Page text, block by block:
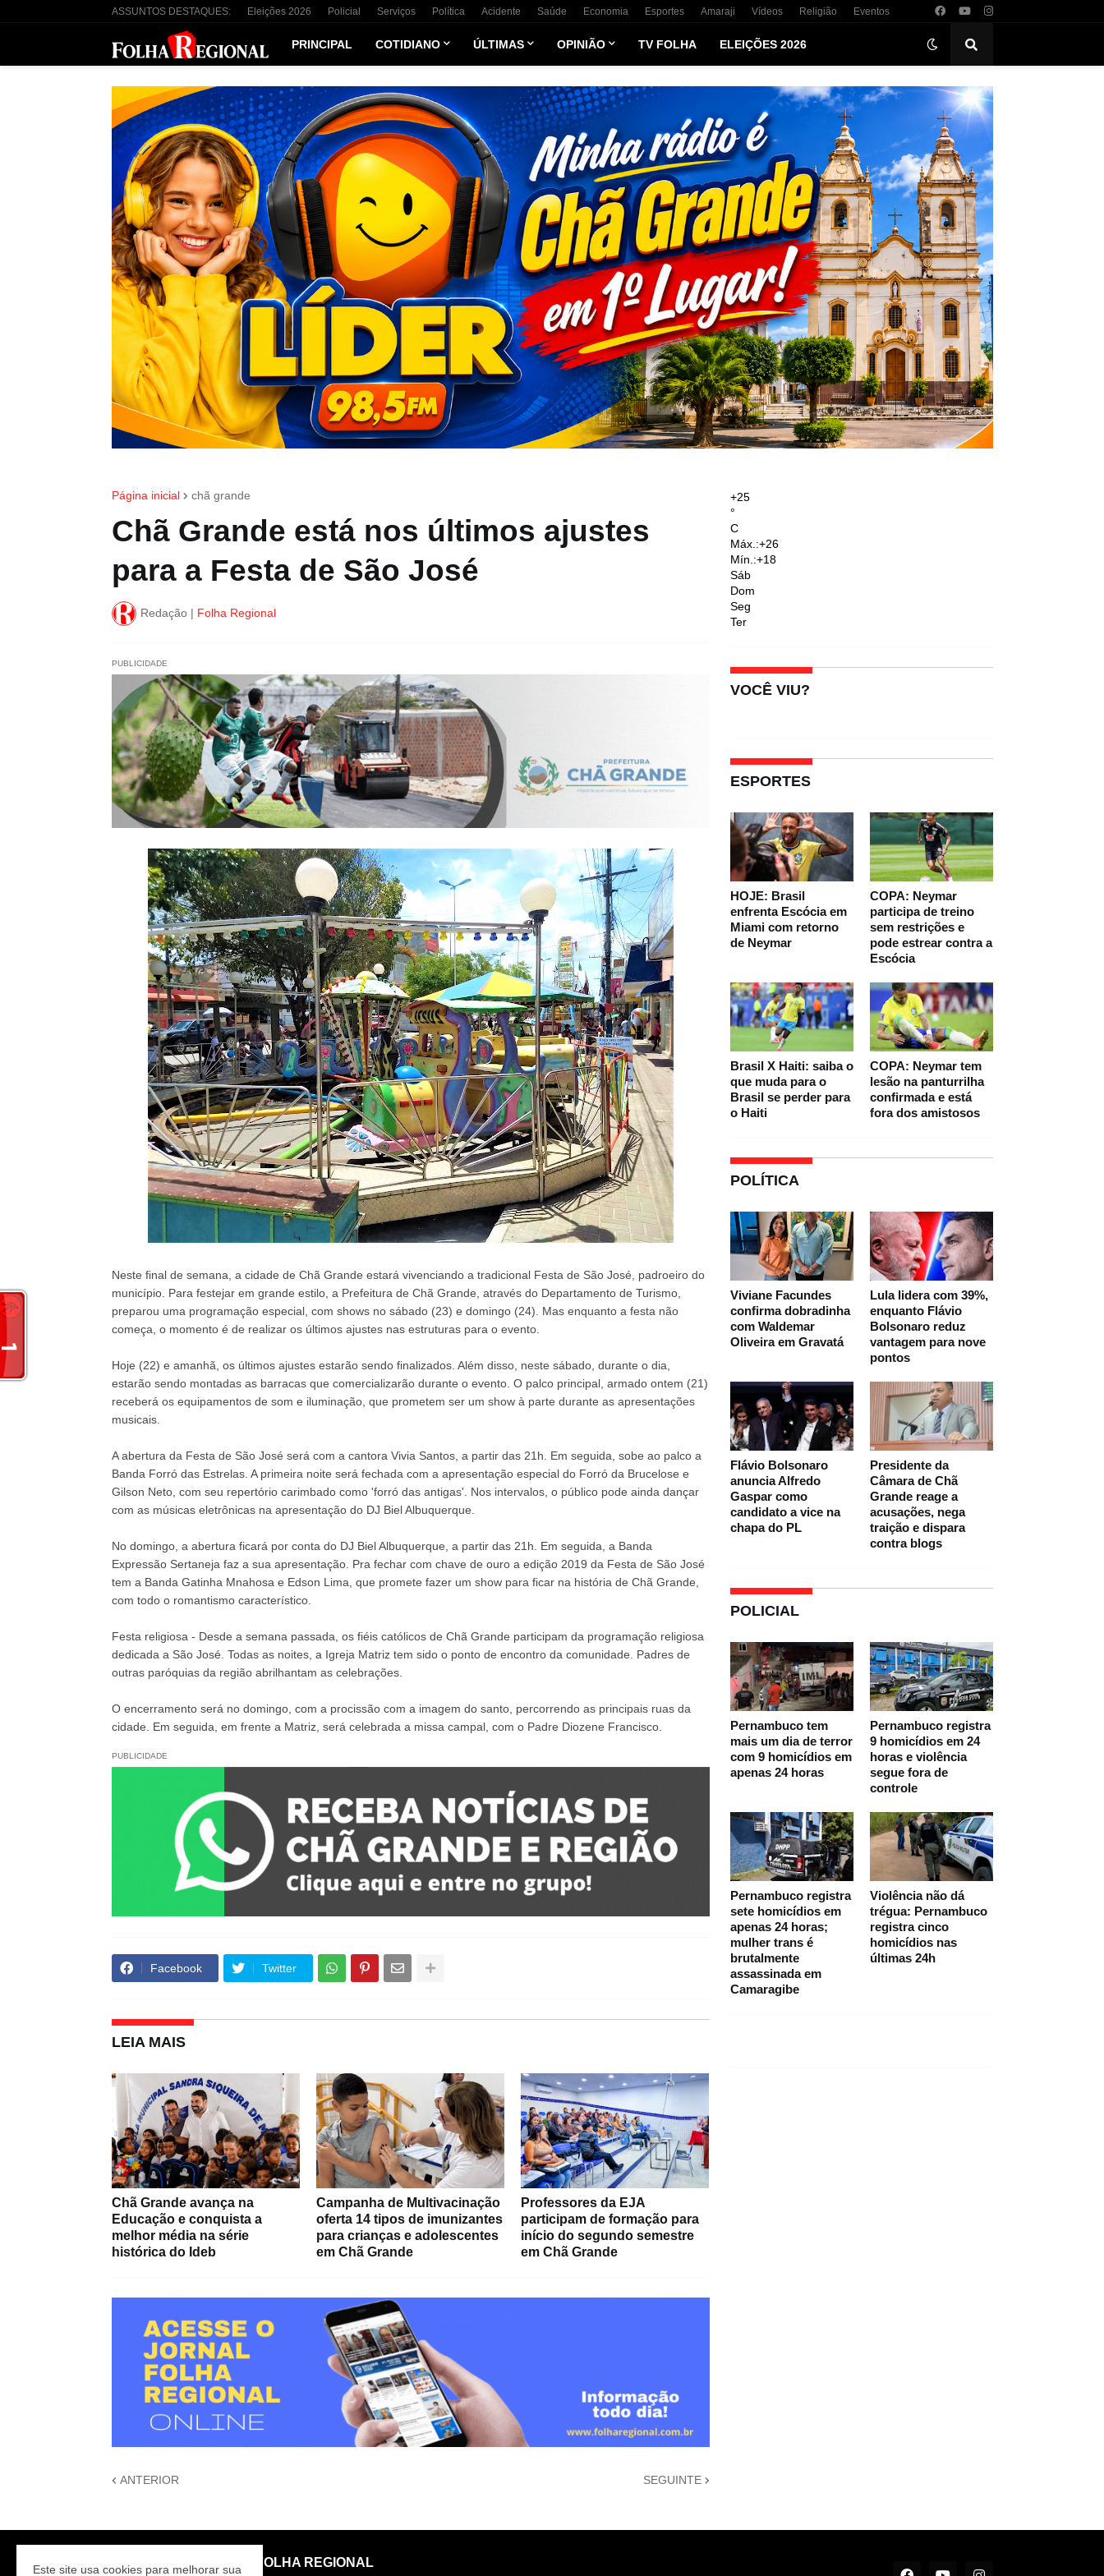
ASSUNTOS DESTAQUES: Eleições 2026 Policial Serviços Política Acidente Saúde Economia Esportes Amaraji Vídeos Religião Eventos
PRINCIPAL COTIDIANO ÚLTIMAS OPINIÃO TV FOLHA ELEIÇÕES 2026
Página inicial chã grande
Chã Grande está nos últimos ajustes
para a Festa de São José
Redação | Folha Regional
PUBLICIDADE
Neste final de semana, a cidade de Chã Grande estará vivenciando a tradicional Festa de São José, padroeiro do
município. Para festejar em grande estilo, a Prefeitura de Chã Grande, através do Departamento de Turismo,
preparou uma programação especial, com shows no sábado (23) e domingo (24). Mas enquanto a festa não
começa, o momento é de realizar os últimos ajustes nas estruturas para o evento.
Hoje (22) e amanhã, os últimos ajustes estarão sendo finalizados. Além disso, neste sábado, durante o dia,
estarão sendo montadas as barracas que comercializarão durante o evento. O palco principal, armado ontem (21)
receberá os equipamentos de som e iluminação, que prometem ser um show à parte durante as apresentações
musicais.
A abertura da Festa de São José será com a cantora Vivia Santos, a partir das 21h. Em seguida, sobe ao palco a
Banda Forró das Estrelas. A primeira noite será fechada com a apresentação especial do Forró da Brucelose e
Gilson Neto, com seu repertório carimbado como 'forró das antigas'. Nos intervalos, o público pode ainda dançar
com as músicas eletrônicas na apresentação do DJ Biel Albuquerque.
No domingo, a abertura ficará por conta do DJ Biel Albuquerque, a partir das 21h. Em seguida, a Banda
Expressão Sertaneja faz a sua apresentação. Pra fechar com chave de ouro a edição 2019 da Festa de São José
tem a Banda Gatinha Mnahosa e Edson Lima, que promete fazer um show para ficar na história de Chã Grande,
com todo o romantismo característico.
Festa religiosa - Desde a semana passada, os fiéis católicos de Chã Grande participam da programação religiosa
dedicada a São José. Todas as noites, a Igreja Matriz tem sido o ponto de encontro da comunidade. Padres de
outras paróquias da região abrilhantam as celebrações.
O encerramento será no domingo, com a procissão com a imagem do santo, percorrendo as principais ruas da
cidade. Em seguida, em frente a Matriz, será celebrada a missa campal, com o Padre Diozene Francisco.
PUBLICIDADE
Facebook Twitter
LEIA MAIS
Chã Grande avança na
Educação e conquista a
melhor média na série
histórica do Ideb
Campanha de Multivacinação
oferta 14 tipos de imunizantes
para crianças e adolescentes
em Chã Grande
Professores da EJA
participam de formação para
início do segundo semestre
em Chã Grande
ANTERIOR SEGUINTE
+25
°
C
Máx.:+26
Mín.:+18
Sáb
Dom
Seg
Ter
VOCÊ VIU?
ESPORTES
HOJE: Brasil
enfrenta Escócia em
Miami com retorno
de Neymar
COPA: Neymar
participa de treino
sem restrições e
pode estrear contra a
Escócia
Brasil X Haiti: saiba o
que muda para o
Brasil se perder para
o Haiti
COPA: Neymar tem
lesão na panturrilha
confirmada e está
fora dos amistosos
POLÍTICA
Viviane Facundes
confirma dobradinha
com Waldemar
Oliveira em Gravatá
Lula lidera com 39%,
enquanto Flávio
Bolsonaro reduz
vantagem para nove
pontos
Flávio Bolsonaro
anuncia Alfredo
Gaspar como
candidato a vice na
chapa do PL
Presidente da
Câmara de Chã
Grande reage a
acusações, nega
traição e dispara
contra blogs
POLICIAL
Pernambuco tem
mais um dia de terror
com 9 homicídios em
apenas 24 horas
Pernambuco registra
9 homicídios em 24
horas e violência
segue fora de
controle
Pernambuco registra
sete homicídios em
apenas 24 horas;
mulher trans é
brutalmente
assassinada em
Camaragibe
Violência não dá
trégua: Pernambuco
registra cinco
homicídios nas
últimas 24h
FOLHA REGIONAL
Este site usa cookies para melhorar sua